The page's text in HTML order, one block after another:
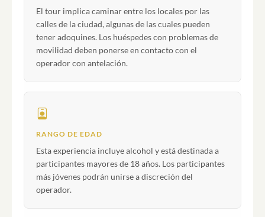
El tour implica caminar entre los locales por las
calles de la ciudad, algunas de las cuales pueden
tener adoquines. Los huéspedes con problemas de
movilidad deben ponerse en contacto con el
operador con antelación.
RANGO DE EDAD
Esta experiencia incluye alcohol y está destinada a
participantes mayores de 18 años. Los participantes
más jóvenes podrán unirse a discreción del
operador.